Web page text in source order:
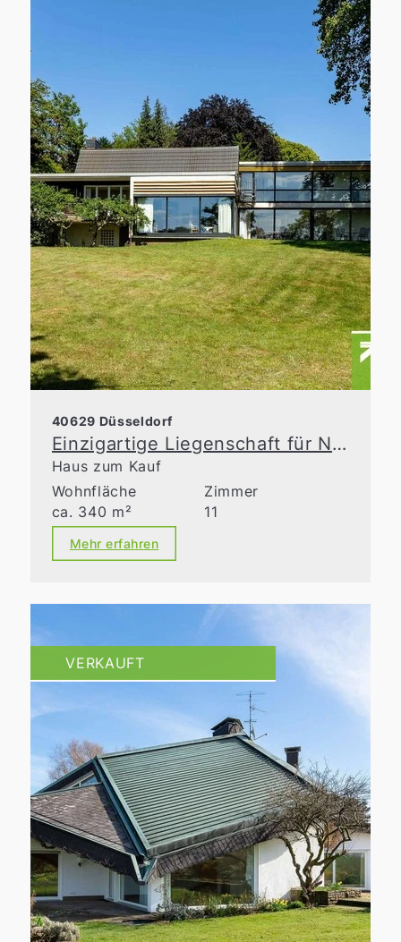
40629 Düsseldorf
Einzigartige Liegenschaft für Naturliebhaber
Haus zum Kauf
Wohnfläche
ca. 340 m²
Zimmer
11
Mehr erfahren
VERKAUFT